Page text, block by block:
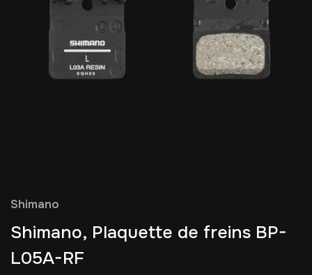
Shimano
Shimano, Plaquette de freins BP-
L05A-RF